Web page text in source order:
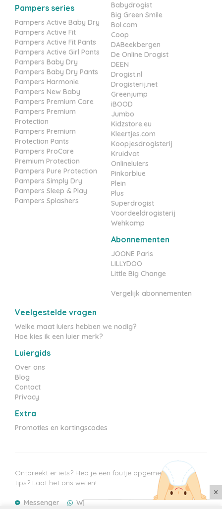
Pampers series
Pampers Active Baby Dry
Pampers Active Fit
Pampers Active Fit Pants
Pampers Active Girl Pants
Pampers Baby Dry
Pampers Baby Dry Pants
Pampers Harmonie
Pampers New Baby
Pampers Premium Care
Pampers Premium
Protection
Pampers Premium
Protection Pants
Pampers ProCare
Premium Protection
Pampers Pure Protection
Pampers Simply Dry
Pampers Sleep & Play
Pampers Splashers
Babydrogist
Big Green Smile
Bol.com
Coop
DABeekbergen
De Online Drogist
DEEN
Drogist.nl
Drogisterij.net
Greenjump
iBOOD
Jumbo
Kidzstore.eu
Kleertjes.com
Koopjesdrogisterij
Kruidvat
Onlineluiers
Pinkorblue
Plein
Plus
Superdrogist
Voordeeldrogisterij
Wehkamp
Abonnementen
JOONE Paris
LILLYDOO
Little Big Change
Vergelijk abonnementen
Veelgestelde vragen
Welke maat luiers hebben we nodig?
Hoe kies ik een luier merk?
Luiergids
Over ons
Blog
Contact
Privacy
Extra
Promoties en kortingscodes
Ontbreekt er iets? Heb je een foutje opgemerkt? Heb je
tips? Laat het ons weten!
Messenger WhatsApp E-mail
×